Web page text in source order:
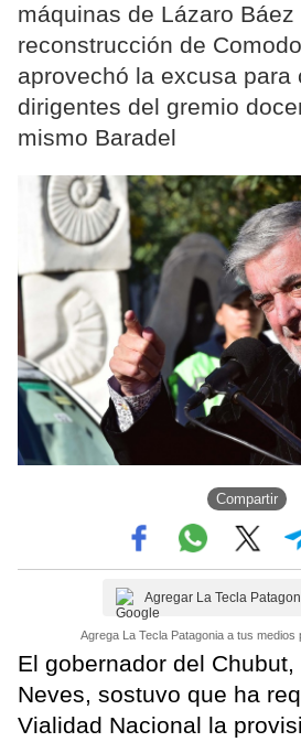
máquinas de Lázaro Báez
reconstrucción de
aprovechó la excusa para
dirigentes del gremio
mismo Baradel
Compartir
Agregar La Tecla
Agrega La Tecla Patagonia a tus medios
El gobernador del Chubut,
Neves, sostuvo que ha
Vialidad Nacional la